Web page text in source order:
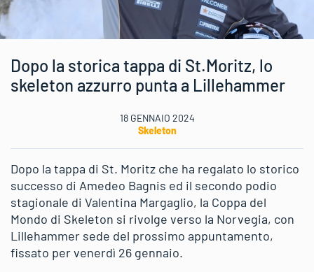
Dopo la storica tappa di St.Moritz, lo
skeleton azzurro punta a Lillehammer
18 GENNAIO 2024
Skeleton
Dopo la tappa di St. Moritz che ha regalato lo storico
successo di Amedeo Bagnis ed il secondo podio
stagionale di Valentina Margaglio, la Coppa del
Mondo di Skeleton si rivolge verso la Norvegia, con
Lillehammer sede del prossimo appuntamento,
fissato per venerdì 26 gennaio.